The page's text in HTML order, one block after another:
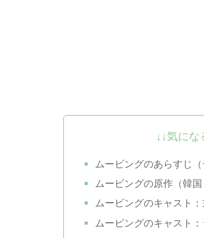
↓↓気に
ムービングのあらすじ
ムービングの原作（韓
ムービングのキャスト
ムービングのキャスト